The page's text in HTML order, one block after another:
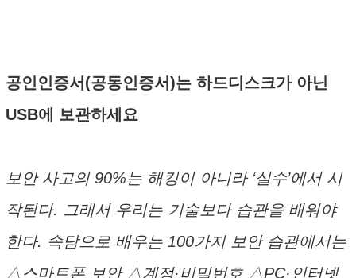
공인인증서(공동인증서)는 하드디스크가 아닌
USB에 보관하세요
보안 사고의 90%는 해킹이 아니라 ‘실수’에서 시
작된다. 그래서 우리는 기술보다 습관을 배워야
한다. 속담으로 배우는 100가지 보안 습관에서는
△스마트폰 보안 △계정·비밀번호 △PC·인터넷